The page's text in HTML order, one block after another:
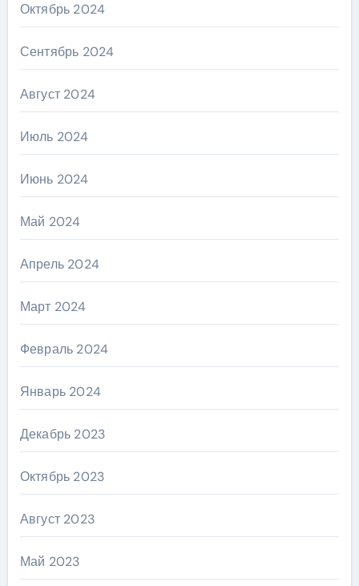
Октябрь 2024
Сентябрь 2024
Август 2024
Июль 2024
Июнь 2024
Май 2024
Апрель 2024
Март 2024
Февраль 2024
Январь 2024
Декабрь 2023
Октябрь 2023
Август 2023
Май 2023